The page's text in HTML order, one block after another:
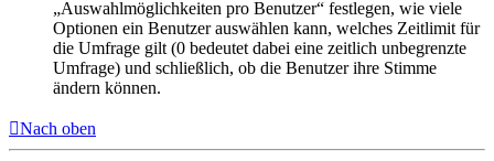
„Auswahlmöglichkeiten pro Benutzer“ festlegen, wie viele
Optionen ein Benutzer auswählen kann, welches Zeitlimit für
die Umfrage gilt (0 bedeutet dabei eine zeitlich unbegrenzte
Umfrage) und schließlich, ob die Benutzer ihre Stimme
ändern können.
Nach oben